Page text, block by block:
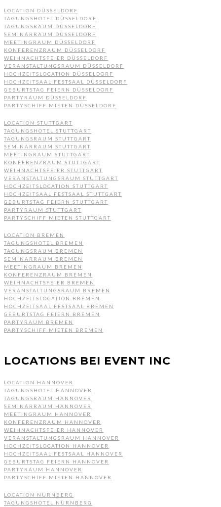
LOCATION DÜSSELDORF
TAGUNGSHOTEL DÜSSELDORF
TAGUNGSRAUM DÜSSELDORF
SEMINARRAUM DÜSSELDORF
MEETINGRAUM DÜSSELDORF
KONFERENZRAUM DÜSSELDORF
WEIHNACHTSFEIER DÜSSELDORF
VERANSTALTUNGSRAUM DÜSSELDORF
HOCHZEITSLOCATION DÜSSELDORF
HOCHZEITSAAL FESTSAAL DÜSSELDORF
GEBURTSTAG FEIERN DÜSSELDORF
PARTYRAUM DÜSSELDORF
PARTYSCHIFF MIETEN DÜSSELDORF
LOCATION STUTTGART
TAGUNGSHOTEL STUTTGART
TAGUNGSRAUM STUTTGART
SEMINARRAUM STUTTGART
MEETINGRAUM STUTTGART
KONFERENZRAUM STUTTGART
WEIHNACHTSFEIER STUTTGART
VERANSTALTUNGSRAUM STUTTGART
HOCHZEITSLOCATION STUTTGART
HOCHZEITSAAL FESTSAAL STUTTGART
GEBURTSTAG FEIERN STUTTGART
PARTYRAUM STUTTGART
PARTYSCHIFF MIETEN STUTTGART
LOCATION BREMEN
TAGUNGSHOTEL BREMEN
TAGUNGSRAUM BREMEN
SEMINARRAUM BREMEN
MEETINGRAUM BREMEN
KONFERENZRAUM BREMEN
WEIHNACHTSFEIER BREMEN
VERANSTALTUNGSRAUM BREMEN
HOCHZEITSLOCATION BREMEN
HOCHZEITSAAL FESTSAAL BREMEN
GEBURTSTAG FEIERN BREMEN
PARTYRAUM BREMEN
PARTYSCHIFF MIETEN BREMEN
LOCATIONS BEI EVENT INC
LOCATION HANNOVER
TAGUNGSHOTEL HANNOVER
TAGUNGSRAUM HANNOVER
SEMINARRAUM HANNOVER
MEETINGRAUM HANNOVER
KONFERENZRAUM HANNOVER
WEIHNACHTSFEIER HANNOVER
VERANSTALTUNGSRAUM HANNOVER
HOCHZEITSLOCATION HANNOVER
HOCHZEITSAAL FESTSAAL HANNOVER
GEBURTSTAG FEIERN HANNOVER
PARTYRAUM HANNOVER
PARTYSCHIFF MIETEN HANNOVER
LOCATION NÜRNBERG
TAGUNGSHOTEL NÜRNBERG